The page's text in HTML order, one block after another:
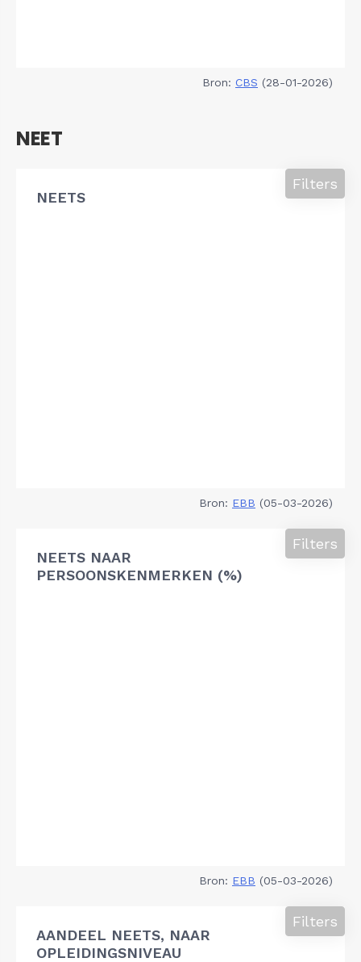
Bron: CBS (28-01-2026)
NEET
NEETS
Filters
Bron: EBB (05-03-2026)
NEETS NAAR
PERSOONSKENMERKEN (%)
Filters
Bron: EBB (05-03-2026)
AANDEEL NEETS, NAAR
OPLEIDINGSNIVEAU
Filters